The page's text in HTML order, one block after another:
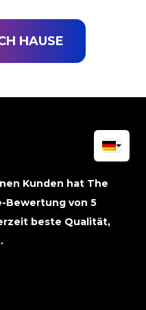
HAUSE
Kunden hat The
Bewertung von 5
beste Qualität,